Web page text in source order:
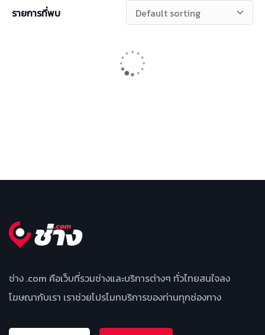
รายการที่พบ
ช่าง .com คือเว็บที่รวมช่างและบริการต่างๆ ทั่วไทยสนใจลง
โฆษณากับเรา เราช่วยโปรโมทบริการของท่านทุกช่องทาง